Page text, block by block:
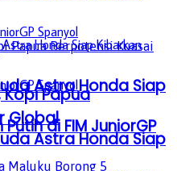
Astra Honda Siap
di FIM JuniorGP
Astra Honda Siap
Kopi Papua
Global